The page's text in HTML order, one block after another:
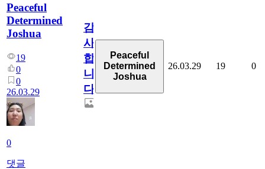
Peaceful
Determined
Joshua
19
0
0
26.03.29
0
댓글
감
사
합
니
다
Peaceful
Determined
Joshua
26.03.29 19 0